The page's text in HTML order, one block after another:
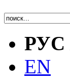
РУС
EN